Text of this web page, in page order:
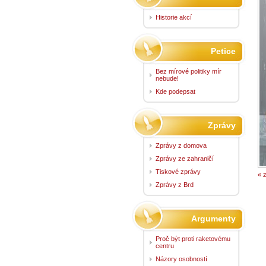
«
Historie akcí
Petice
Bez mírové politiky mír
nebude!
Kde podepsat
Zprávy
Zprávy z domova
Zprávy ze zahraničí
Tiskové zprávy
Zprávy z Brd
Argumenty
Proč být proti raketovému
centru
Názory osobností